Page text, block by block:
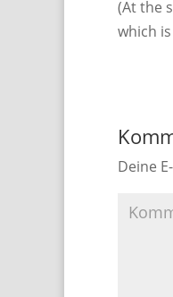
(At the
which
Deine